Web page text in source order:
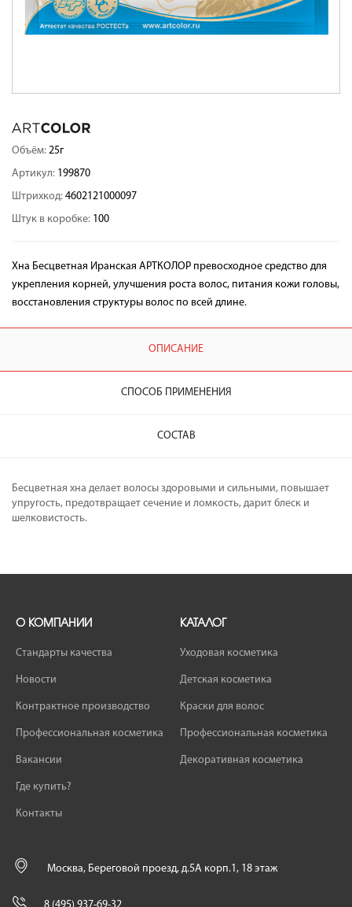
Объём: 25г
Артикул: 199870
Штрихкод: 4602121000097
Штук в коробке: 100
Хна Бесцветная Иранская АРТКОЛОР превосходное средство для
укрепления корней, улучшения роста волос, питания кожи головы,
восстановления структуры волос по всей длине.
ОПИСАНИЕ
СПОСОБ ПРИМЕНЕНИЯ
СОСТАВ
Бесцветная хна делает волосы здоровыми и сильными, повышает
упругость, предотвращает сечение и ломкость, дарит блеск и
шелковистость.
О КОМПАНИИ
Стандарты качества
Новости
Контрактное производство
Профессиональная косметика
Вакансии
Где купить?
Контакты
КАТАЛОГ
Уходовая косметика
Детская косметика
Краски для волос
Профессиональная косметика
Декоративная косметика
Москва, Береговой проезд, д.5А корп.1, 18 этаж